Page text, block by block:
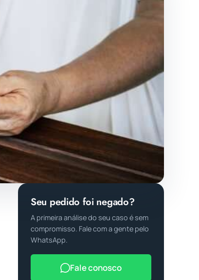
Seu pedido foi negado?
A primeira análise do seu caso é sem
compromisso. Fale com a gente pelo
WhatsApp.
Fale conosco